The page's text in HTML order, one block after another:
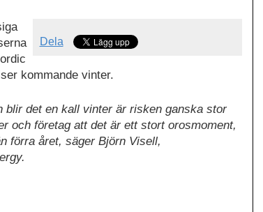
Dela
kommande vinter.
det en kall vinter är risken ganska stor
och företag att det är ett stort orosmoment,
förra året, säger Björn Visell,